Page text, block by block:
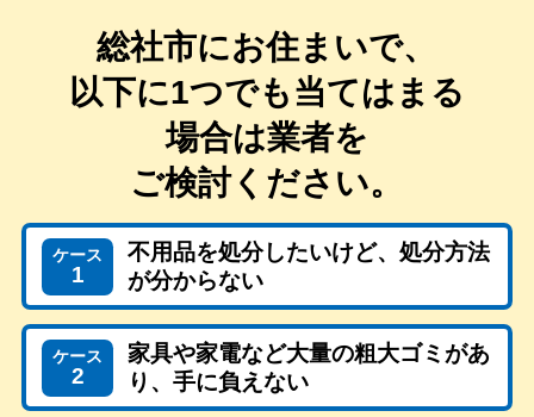
総社市にお住まいで、
以下に1つでも当てはまる
場合は業者を
ご検討ください。
ケース
1
不用品を処分したいけど、処分方法
が分からない
ケース
2
家具や家電など大量の粗大ゴミがあ
り、手に負えない